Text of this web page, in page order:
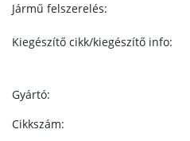
Jármű felszerelés:
Kiegészítő cikk/kiegészítő info:
Gyártó:
Cikkszám: